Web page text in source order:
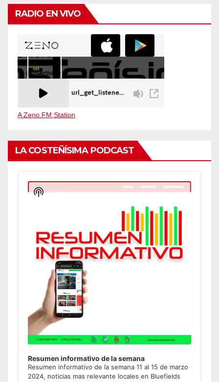
RADIO EN VIVO
A Zeno.FM Station
LA COSTEÑÍSIMA PODCAST
Audio
Player
Resumen informativo de la semana
Resumen informativo de la semana 11 al 15 de marzo
2024, noticias mas relevante locales en Bluefields
Show
Podcast